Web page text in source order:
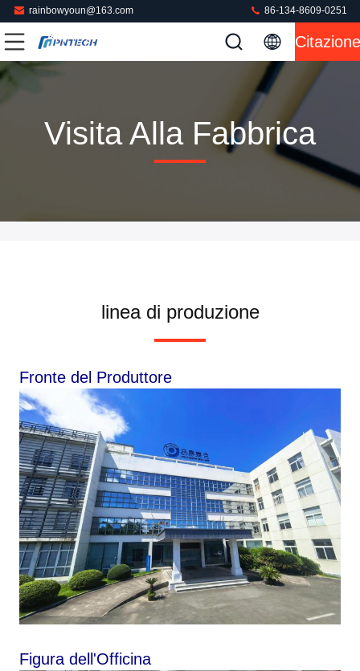
rainbowyoun@163.com 86-134-8609-0251
Citazione
Visita Alla Fabbrica
linea di produzione
Fronte del Produttore
Figura dell'Officina